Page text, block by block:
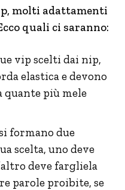
molti adattamenti
quali ci saranno:
vip scelti dai nip,
elastica e devono
quante più mele
formano due
scelta, uno deve
deve fargliela
parole proibite, se